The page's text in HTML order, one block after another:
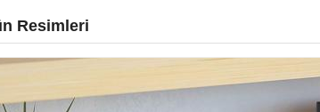
Resimleri